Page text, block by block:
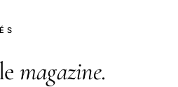
magazine.